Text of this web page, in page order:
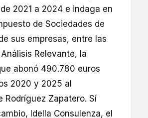
de 2021 a 2024 e indaga en
de Sociedades de
sus empresas, entre las
Relevante, la
abonó 490.780 euros
2020 y 2025 al
Rodríguez Zapatero. Sí
Idella Consulenza, el